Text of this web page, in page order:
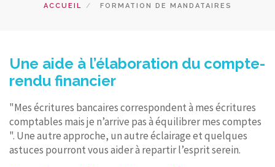
RECHERCHER
ACCUEIL FORMATION DE MANDATAIRES
Une aide à l’élaboration du compte-
rendu financier
"Mes écritures bancaires correspondent à mes écritures
comptables mais je n’arrive pas à équilibrer mes comptes
". Une autre approche, un autre éclairage et quelques
astuces pourront vous aider à repartir l’esprit serein.